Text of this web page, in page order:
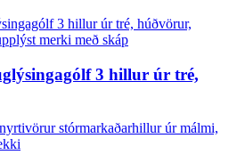
3 hillur úr tré,